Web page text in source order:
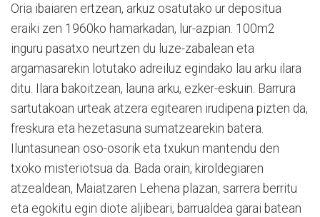
Oria ibaiaren ertzean, arkuz osatutako ur depositua
eraiki zen 1960ko hamarkadan, lur-azpian. 100m2
inguru pasatxo neurtzen du luze-zabalean eta
argamasarekin lotutako adreiluz egindako lau arku ilara
ditu. Ilara bakoitzean, launa arku, ezker-eskuin. Barrura
sartutakoan urteak atzera egitearen irudipena pizten da,
freskura eta hezetasuna sumatzearekin batera.
Iluntasunean oso-osorik eta txukun mantendu den
txoko misteriotsua da. Bada orain, kiroldegiaren
atzealdean, Maiatzaren Lehena plazan, sarrera berritu
eta egokitu egin diote aljibeari, barrualdea garai batean